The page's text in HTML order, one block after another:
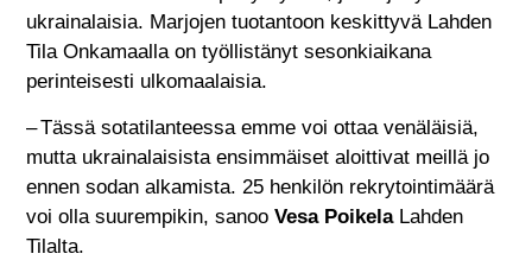
ukrainalaisia. Marjojen tuotantoon keskittyvä Lahden
Tila Onkamaalla on työllistänyt sesonkiaikana
perinteisesti ulkomaalaisia.
– Tässä sotatilanteessa emme voi ottaa venäläisiä,
mutta ukrainalaisista ensimmäiset aloittivat meillä jo
ennen sodan alkamista. 25 henkilön rekrytointimäärä
voi olla suurempikin, sanooVesa PoikelaLahden
Tilalta.